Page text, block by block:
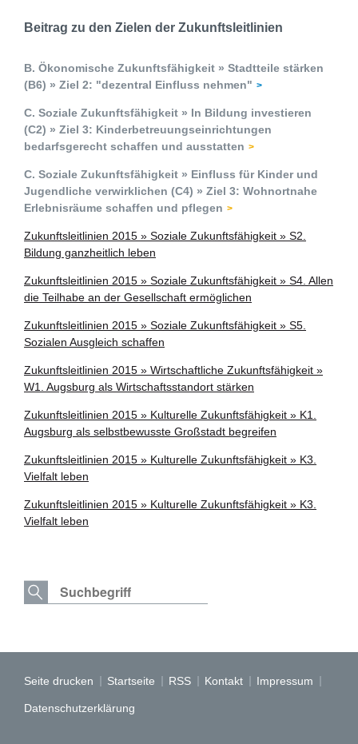
Beitrag zu den Zielen der Zukunftsleitlinien
B. Ökonomische Zukunftsfähigkeit » Stadtteile stärken
(B6) » Ziel 2: "dezentral Einfluss nehmen"
C. Soziale Zukunftsfähigkeit » In Bildung investieren
(C2) » Ziel 3: Kinderbetreuungseinrichtungen
bedarfsgerecht schaffen und ausstatten
C. Soziale Zukunftsfähigkeit » Einfluss für Kinder und
Jugendliche verwirklichen (C4) » Ziel 3: Wohnortnahe
Erlebnisräume schaffen und pflegen
Zukunftsleitlinien 2015 » Soziale Zukunftsfähigkeit » S2.
Bildung ganzheitlich leben
Zukunftsleitlinien 2015 » Soziale Zukunftsfähigkeit » S4. Allen
die Teilhabe an der Gesellschaft ermöglichen
Zukunftsleitlinien 2015 » Soziale Zukunftsfähigkeit » S5.
Sozialen Ausgleich schaffen
Zukunftsleitlinien 2015 » Wirtschaftliche Zukunftsfähigkeit »
W1. Augsburg als Wirtschaftsstandort stärken
Zukunftsleitlinien 2015 » Kulturelle Zukunftsfähigkeit » K1.
Augsburg als selbstbewusste Großstadt begreifen
Zukunftsleitlinien 2015 » Kulturelle Zukunftsfähigkeit » K3.
Vielfalt leben
Zukunftsleitlinien 2015 » Kulturelle Zukunftsfähigkeit » K3.
Vielfalt leben
Seite drucken Startseite RSS Kontakt Impressum
Datenschutzerklärung